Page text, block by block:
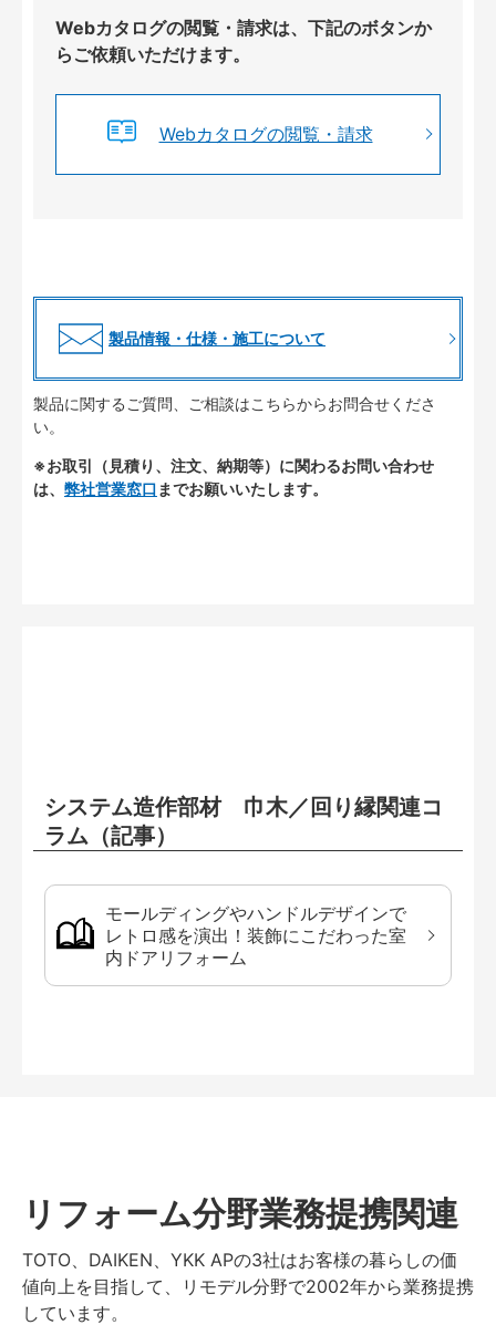
Webカタログの閲覧・請求は、下記のボタンか
らご依頼いただけます。
Webカタログの閲覧・請求
製品情報・仕様・施工について
製品に関するご質問、ご相談はこちらからお問合せくださ
い。
※お取引（見積り、注文、納期等）に関わるお問い合わせ
は、 弊社営業窓口 までお願いいたします。
システム造作部材 巾木／回り縁関連コ
ラム（記事）
モールディングやハンドルデザインで
レトロ感を演出！装飾にこだわった室
内ドアリフォーム
リフォーム分野業務提携関連
TOTO、DAIKEN、YKK APの3社はお客様の暮らしの価
値向上を目指して、リモデル分野で2002年から業務提携
しています。